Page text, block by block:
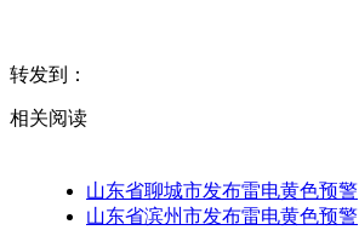
转发到：
相关阅读
山东省聊城市发布雷电黄色预警
山东省滨州市发布雷电黄色预警